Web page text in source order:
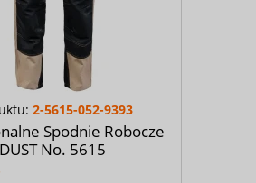
2-5615-052-9393
Spodnie Robocze
No. 5615